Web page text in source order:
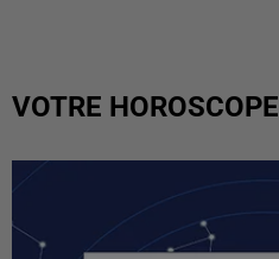
VOTRE HOROSCOPE